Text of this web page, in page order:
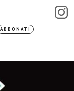
ABBONATI